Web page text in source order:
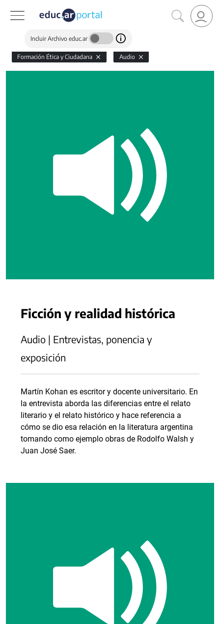
Incluir Archivo educ.ar
Formación Ética y Ciudadana Audio
Ficción y realidad histórica
Audio | Entrevistas, ponencia y
exposición
Martín Kohan es escritor y docente universitario. En
la entrevista aborda las diferencias entre el relato
literario y el relato histórico y hace referencia a
cómo se dio esa relación en la literatura argentina
tomando como ejemplo obras de Rodolfo Walsh y
Juan José Saer.